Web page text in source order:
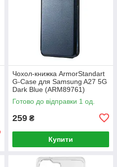
Чохол-книжка ArmorStandart
G-Case для Samsung A27 5G
Dark Blue (ARM89761)
Готово до відправки 1 од.
259 ₴
Купити